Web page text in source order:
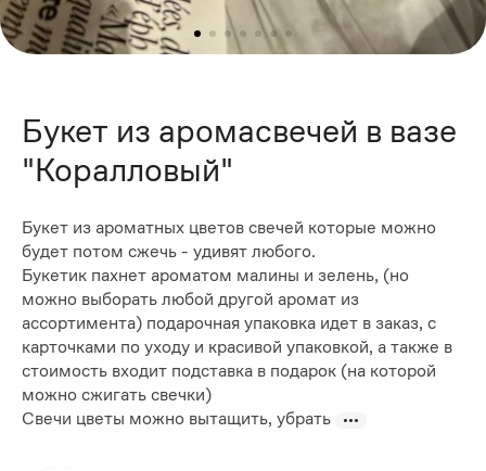
Букет из аромасвечей в вазе
"Коралловый"
Букет из ароматных цветов свечей которые можно
будет потом сжечь - удивят любого.
Букетик пахнет ароматом малины и зелень, (но
можно выборать любой другой аромат из
ассортимента) подарочная упаковка идет в заказ, с
карточками по уходу и красивой упаковкой, а также в
стоимость входит подставка в подарок (на которой
можно сжигать свечки)
Свечи цветы можно вытащить, убрать